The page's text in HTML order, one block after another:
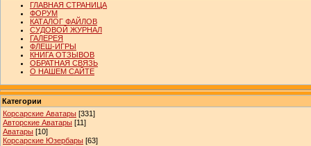
ГЛАВНАЯ СТРАНИЦА
ФОРУМ
КАТАЛОГ ФАЙЛОВ
СУДОВОЙ ЖУРНАЛ
ГАЛЕРЕЯ
ФЛЕШ-ИГРЫ
КНИГА ОТЗЫВОВ
ОБРАТНАЯ СВЯЗЬ
О НАШЕМ САЙТЕ
Категории
Корсарские Аватары [331]
Авторские Аватары [11]
Аватары [10]
Корсарские Юзербары [63]